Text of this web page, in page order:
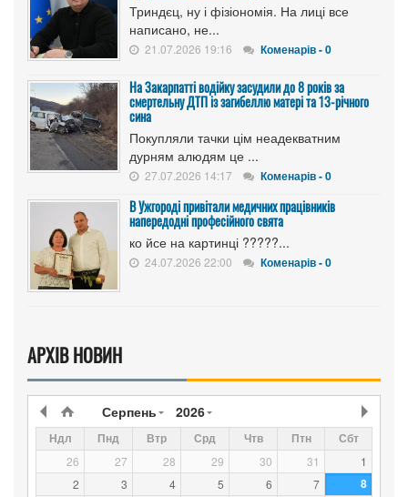
Триндєц, ну і фізіономія. На лиці все
написано, не...
21.07.2026 19:16 Коменарів - 0
На Закарпатті водійку засудили до 8 років за
смертельну ДТП із загибеллю матері та 13-річного
сина
Покупляли тачки цім неадекватним
дурням алюдям це ...
27.07.2026 14:17 Коменарів - 0
В Ужгороді привітали медичних працівників
напередодні професійного свята
ко йсе на картинці ?????...
24.07.2026 22:00 Коменарів - 0
АРХІВ НОВИН
Серпень 2026
Ндл Пнд Втр Срд Чтв Птн Сбт
26 27 28 29 30 31
1
2
3 4 5 6 7 8